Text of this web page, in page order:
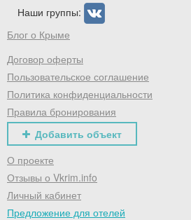
Наши группы:
Блог о Крыме
Договор оферты
Пользовательское соглашение
Политика конфиденциальности
Правила бронирования
Добавить объект
О проекте
Отзывы о Vkrim.info
Личный кабинет
Предложение для отелей